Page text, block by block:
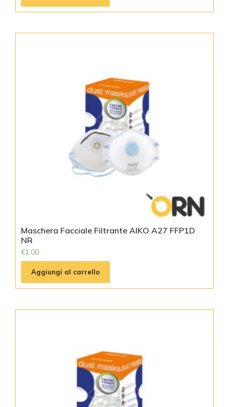
Maschera Facciale Filtrante AIKO A27 FFP1D
NR
€1.00
Aggiungi al carrello